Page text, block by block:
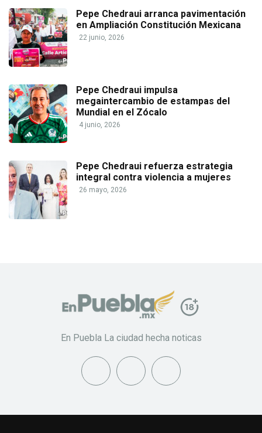
Pepe Chedraui arranca pavimentación
en Ampliación Constitución Mexicana
22 junio, 2026
Pepe Chedraui impulsa
megaintercambio de estampas del
Mundial en el Zócalo
4 junio, 2026
Pepe Chedraui refuerza estrategia
integral contra violencia a mujeres
26 mayo, 2026
En Puebla La ciudad hecha noticas